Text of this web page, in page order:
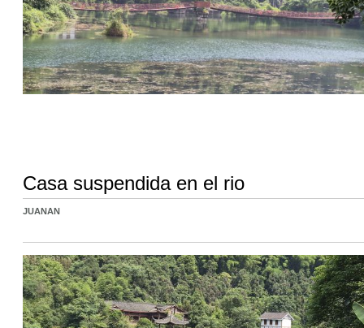
Casa suspendida en el rio
JUANAN